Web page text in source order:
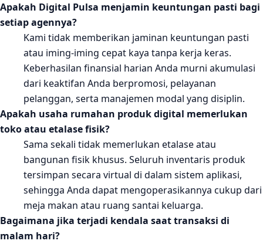
Apakah Digital Pulsa menjamin keuntungan pasti bagi
setiap agennya?
Kami tidak memberikan jaminan keuntungan pasti
atau iming-iming cepat kaya tanpa kerja keras.
Keberhasilan finansial harian Anda murni akumulasi
dari keaktifan Anda berpromosi, pelayanan
pelanggan, serta manajemen modal yang disiplin.
Apakah usaha rumahan produk digital memerlukan
toko atau etalase fisik?
Sama sekali tidak memerlukan etalase atau
bangunan fisik khusus. Seluruh inventaris produk
tersimpan secara virtual di dalam sistem aplikasi,
sehingga Anda dapat mengoperasikannya cukup dari
meja makan atau ruang santai keluarga.
Bagaimana jika terjadi kendala saat transaksi di
malam hari?